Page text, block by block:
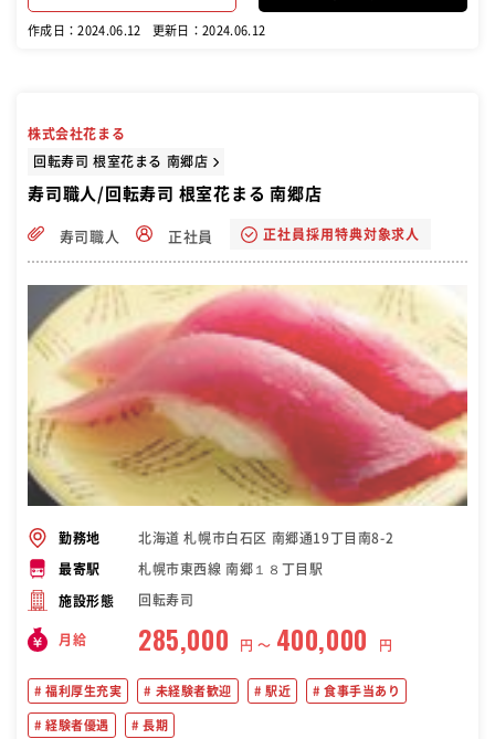
作成日：2024.06.12 更新日：2024.06.12
株式会社花まる
回転寿司 根室花まる 南郷店
寿司職人/回転寿司 根室花まる 南郷店
寿司職人 正社員 正社員採用特典対象求人
勤務地 北海道 札幌市白石区 南郷通19丁目南8-2
最寄駅 札幌市東西線 南郷１８丁目駅
施設形態 回転寿司
月給 285,000 円 〜 400,000 円
福利厚生充実 未経験者歓迎 駅近 食事手当あり
経験者優遇 長期